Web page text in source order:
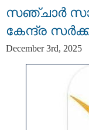
സഞ്ചാർ
കേന്ദ്ര
December 3rd, 2025